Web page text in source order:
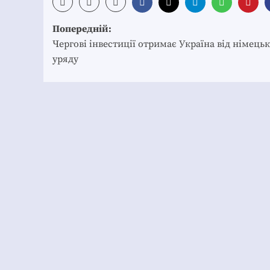
Post
navigation
Попередній:
Чергові інвестиції отримає Україна від
уряду